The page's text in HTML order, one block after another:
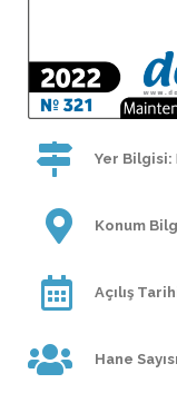
Yer Bilgisi:
Konum
Açılış
Hane